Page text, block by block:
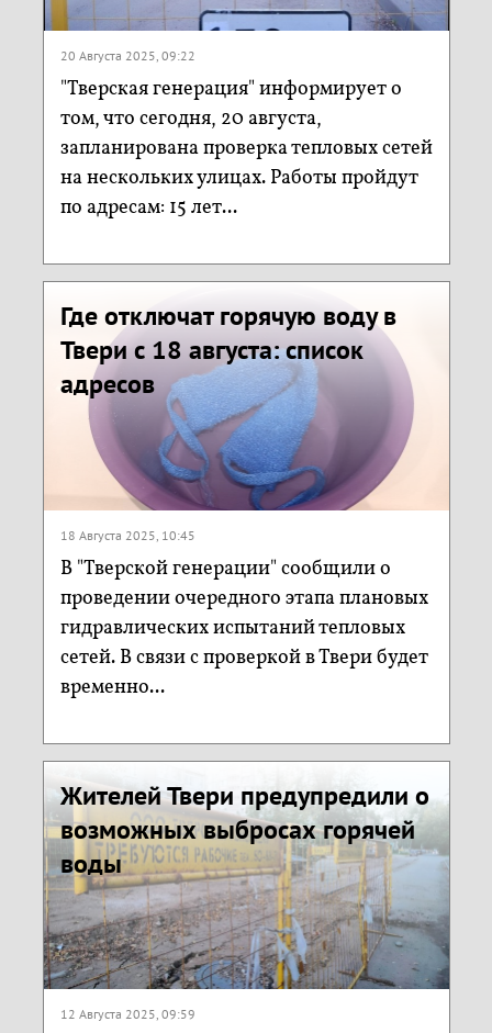
20 Августа 2025, 09:22
"Тверская генерация" информирует о
том, что сегодня, 20 августа,
запланирована проверка тепловых сетей
на нескольких улицах. Работы пройдут
по адресам: 15 лет...
Где отключат горячую воду в
Твери с 18 августа: список
адресов
18 Августа 2025, 10:45
В "Тверской генерации" сообщили о
проведении очередного этапа плановых
гидравлических испытаний тепловых
сетей. В связи с проверкой в Твери будет
временно...
Жителей Твери предупредили о
возможных выбросах горячей
воды
12 Августа 2025, 09:59